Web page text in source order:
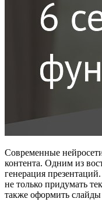
Современные
контента. Одним из
генерация
не только придумать
также оформить